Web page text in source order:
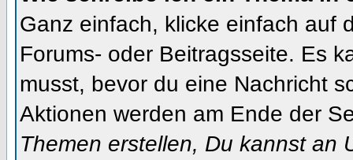
Ganz einfach, klicke einfach auf
Forums- oder Beitragsseite. Es
musst, bevor du eine Nachricht
Aktionen werden am Ende der
Themen erstellen, Du kannst an